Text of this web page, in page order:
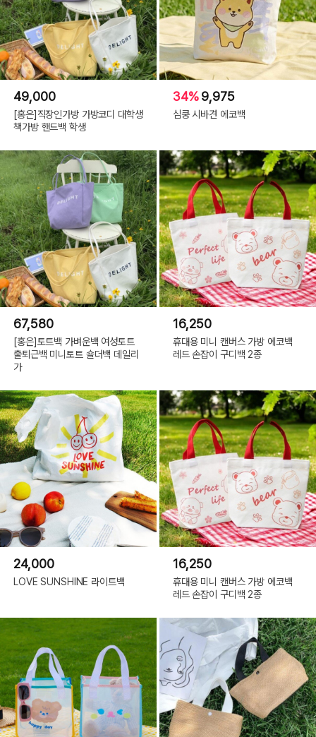
49,000
[홍은]직장인가방 가방코디 대학생
책가방 핸드백 학생
34%9,975
심쿵 시바견 에코백
67,580
[홍은]토트백 가벼운백 여성토트
출퇴근백 미니토트 숄더백 데일리
가
16,250
휴대용 미니 캔버스 가방 에코백
레드 손잡이 구디백 2종
24,000
LOVE SUNSHINE 라이트백
16,250
휴대용 미니 캔버스 가방 에코백
레드 손잡이 구디백 2종